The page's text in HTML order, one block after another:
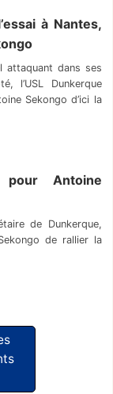
à Nantes,
attaquant dans ses
l’USL Dunkerque
Sekongo d’ici la
pour Antoine
de Dunkerque,
de rallier la